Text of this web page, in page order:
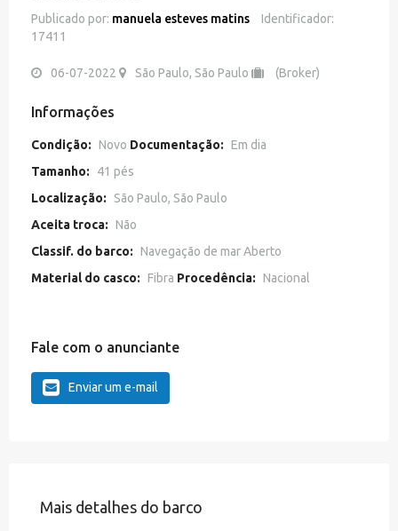
Publicado por: manuela esteves matins
Identificador:
17411
06-07-2022 São Paulo, São Paulo (Broker)
Informações
Condição: Novo Documentação: Em dia
Tamanho:
41 pés
Localização:
São Paulo, São Paulo
Aceita troca: Não
Classif. do barco: Navegação de mar Aberto
Material do casco: Fibra Procedência: Nacional
Fale com o anunciante
Enviar um e-mail
Mais detalhes do barco